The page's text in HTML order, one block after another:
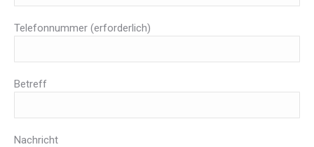
Telefonnummer (erforderlich)
Betreff
Nachricht